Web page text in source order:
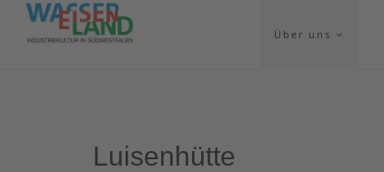
Über uns
Luisenhütte